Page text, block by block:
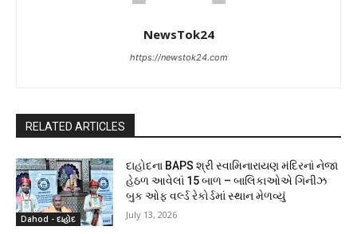
NewsTok24
https://newstok24.com
RELATED ARTICLES
Dahod - દાહોદ
દાહોદના BAPS શ્રી સ્વામિનારાયણ મંદિરનાં નેજા
હેઠળ આવેલાં 15 બાળ – બાલિકાઓએ ગિનીઝ
બુક ઓફ વર્લ્ડ રેકોર્ડમાં સ્થાન મેળવ્યું
July 13, 2026